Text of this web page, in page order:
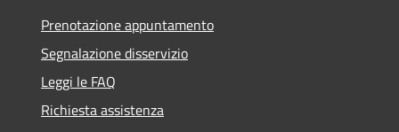
Prenotazione appuntamento
Segnalazione disservizio
Leggi le FAQ
Richiesta assistenza